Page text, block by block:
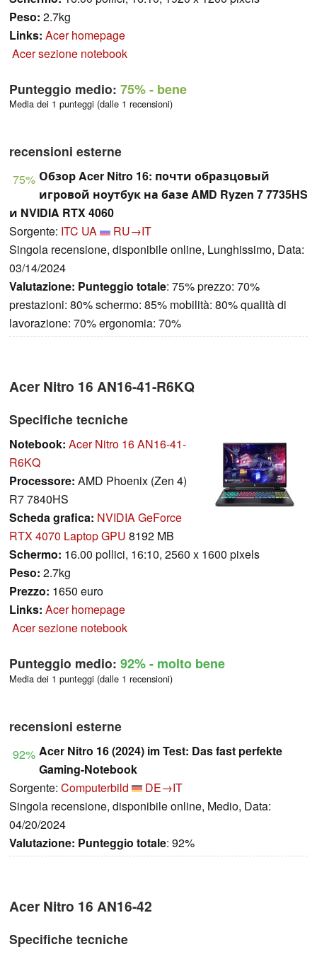
Peso: 2.7kg
Links: Acer homepage
Acer sezione notebook
Punteggio medio: 75%- bene
Media dei 1 punteggi (dalle 1 recensioni)
recensioni esterne
75% Обзор Acer Nitro 16: почти образцовый
игровой ноутбук на базе AMD Ryzen 7 7735HS
и NVIDIA RTX 4060
Sorgente: ITC UA
RU→IT
Singola recensione, disponibile online, Lunghissimo, Data:
03/14/2024
Valutazione: Punteggio totale: 75% prezzo: 70%
prestazioni: 80% schermo: 85% mobilità: 80% qualità di
lavorazione: 70% ergonomia: 70%
Acer Nitro 16 AN16-41-R6KQ
Specifiche tecniche
Notebook: Acer Nitro 16 AN16-41-
R6KQ
Processore: AMD Phoenix (Zen 4)
R7 7840HS
Scheda grafica: NVIDIA GeForce
RTX 4070 Laptop GPU 8192 MB
Schermo: 16.00 pollici, 16:10, 2560 x 1600 pixels
Peso: 2.7kg
Prezzo: 1650 euro
Links: Acer homepage
Acer sezione notebook
Punteggio medio: 92%- molto bene
Media dei 1 punteggi (dalle 1 recensioni)
recensioni esterne
92% Acer Nitro 16 (2024) im Test: Das fast perfekte
Gaming-Notebook
Sorgente: Computerbild
DE→IT
Singola recensione, disponibile online, Medio, Data:
04/20/2024
Valutazione: Punteggio totale: 92%
Acer Nitro 16 AN16-42
Specifiche tecniche